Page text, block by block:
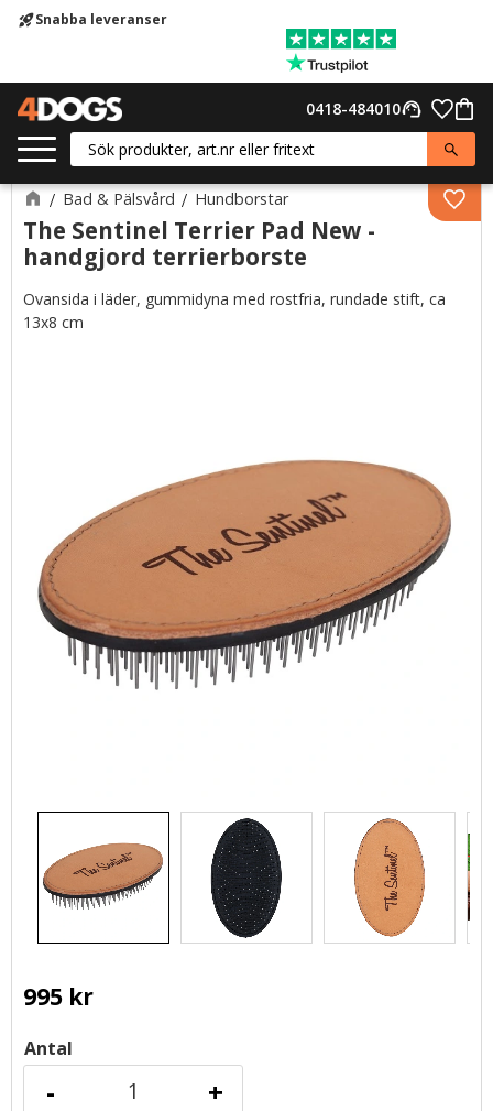
rocket_launchSnabba leveranser
support_agent
0418-484010
Bad & Pälsvård Hundborstar
The Sentinel Terrier Pad New -
handgjord terrierborste
Ovansida i läder, gummidyna med rostfria, rundade stift, ca
13x8 cm
995 kr
Antal
+
-